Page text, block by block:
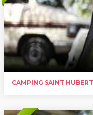
CAMPING SAINT HUBERT